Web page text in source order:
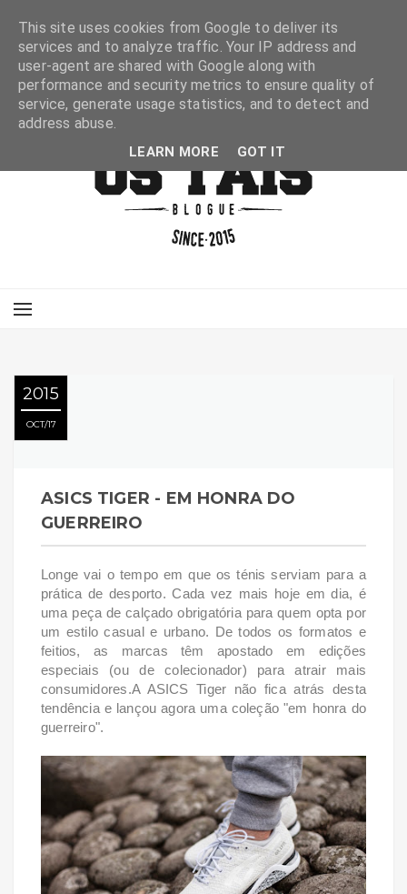
2015
OCT 17
ASICS TIGER - EM HONRA DO
GUERREIRO
Longe vai o tempo em que os ténis serviam para a
prática de desporto. Cada vez mais hoje em dia, é
uma peça de calçado obrigatória para quem opta por
um estilo casual e urbano. De todos os formatos e
feitios, as marcas têm apostado em edições
especiais (ou de colecionador) para atrair mais
consumidores.A ASICS Tiger não fica atrás desta
tendência e lançou agora uma coleção "em honra do
guerreiro".
This site uses cookies from Google to deliver its
services and to analyze traffic. Your IP address and
user-agent are shared with Google along with
performance and security metrics to ensure quality of
service, generate usage statistics, and to detect and
address abuse.
LEARN MORE GOT IT